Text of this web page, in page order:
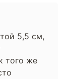
5,5 см,
того же